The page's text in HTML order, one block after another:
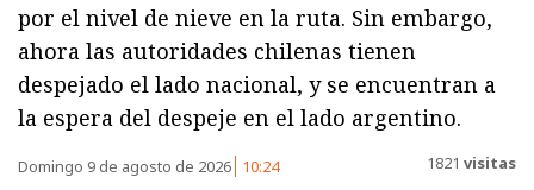
por el nivel de nieve en la ruta. Sin embargo,
ahora las autoridades chilenas tienen
despejado el lado nacional, y se encuentran a
la espera del despeje en el lado argentino.
Domingo 9 de agosto de 2026 10:24 1821 visitas